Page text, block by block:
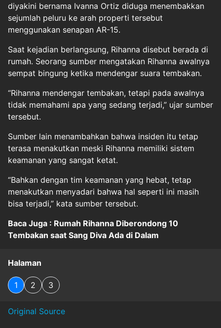
diyakini bernama Ivanna Ortiz diduga menembakkan
sejumlah peluru ke arah properti tersebut
menggunakan senapan AR-15.
Saat kejadian berlangsung, Rihanna disebut berada di
rumah. Seorang sumber mengatakan Rihanna awalnya
sempat bingung ketika mendengar suara tembakan.
“Rihanna mendengar tembakan, tetapi pada awalnya
tidak memahami apa yang sedang terjadi,” ujar sumber
tersebut.
Sumber lain menambahkan bahwa insiden itu tetap
terasa menakutkan meski Rihanna memiliki sistem
keamanan yang sangat ketat.
“Bahkan dengan tim keamanan yang hebat, tetap
menakutkan menyadari bahwa hal seperti ini masih
bisa terjadi,” kata sumber tersebut.
Baca Juga : Rumah Rihanna Diberondong 10
Tembakan saat Sang Diva Ada di Dalam
Halaman
1 2 3
Original Source